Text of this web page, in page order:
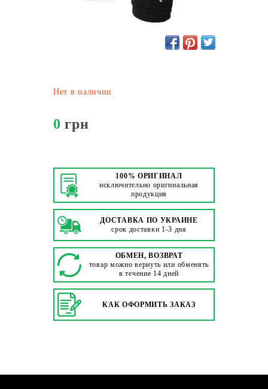
Нет в наличии
0 грн
100% ОРИГИНАЛ
исключительно оригинальная
продукция
ДОСТАВКА ПО УКРАИНЕ
срок доставки 1-3 дня
ОБМЕН, ВОЗВРАТ
товар можно вернуть или обменять
в течение 14 дней
КАК ОФОРМИТЬ ЗАКАЗ